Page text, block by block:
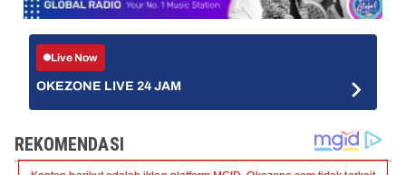
Live Now
OKEZONE LIVE 24 JAM